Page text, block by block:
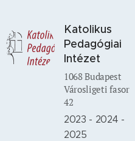
Katolikus
Pedagógiai
Intézet
1068 Budapest
Városligeti fasor
42
2023 - 2024 -
2025